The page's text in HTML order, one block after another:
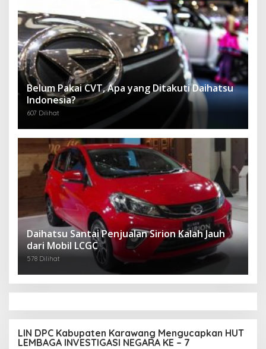
Belum Pakai CVT, Apa yang Ditakuti Daihatsu
Indonesia?
607 Dilihat
Daihatsu Santai Penjualan Sirion Kalah Jauh
dari Mobil LCGC
578 Dilihat
LIN DPC Kabupaten Karawang Mengucapkan HUT
LEMBAGA INVESTIGASI NEGARA KE – 7